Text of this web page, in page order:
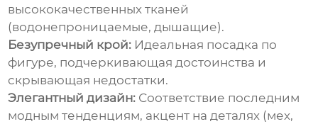
высококачественных тканей
(водонепроницаемые, дышащие).
Безупречный крой: Идеальная посадка по
фигуре, подчеркивающая достоинства и
скрывающая недостатки.
Элегантный дизайн: Соответствие последним
модным тенденциям, акцент на деталях (мех,